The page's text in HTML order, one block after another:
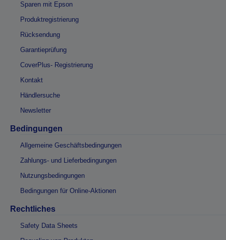
Sparen mit Epson
Produktregistrierung
Rücksendung
Garantieprüfung
CoverPlus- Registrierung
Kontakt
Händlersuche
Newsletter
Bedingungen
Allgemeine Geschäftsbedingungen
Zahlungs- und Lieferbedingungen
Nutzungsbedingungen
Bedingungen für Online-Aktionen
Rechtliches
Safety Data Sheets